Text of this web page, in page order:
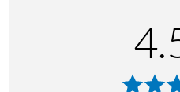
spilleteknologi, og har nå den
teknologien for brytere:
hastighet og pålitelighet samt